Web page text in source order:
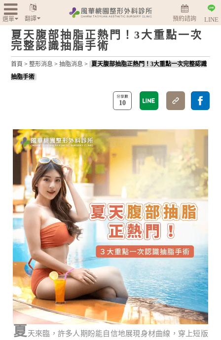
選單 預約諮詢 LINE
翻譯
夏天腹部抽脂正熱門！3大重點一次
完整認識抽脂手術
首頁 >整形消息 >抽脂消息 >
夏天腹部抽脂正熱門！3大重點一次完整認識
抽脂手術
10
夏天來臨，許多人期盼能自信地展現身材曲線，穿上短版